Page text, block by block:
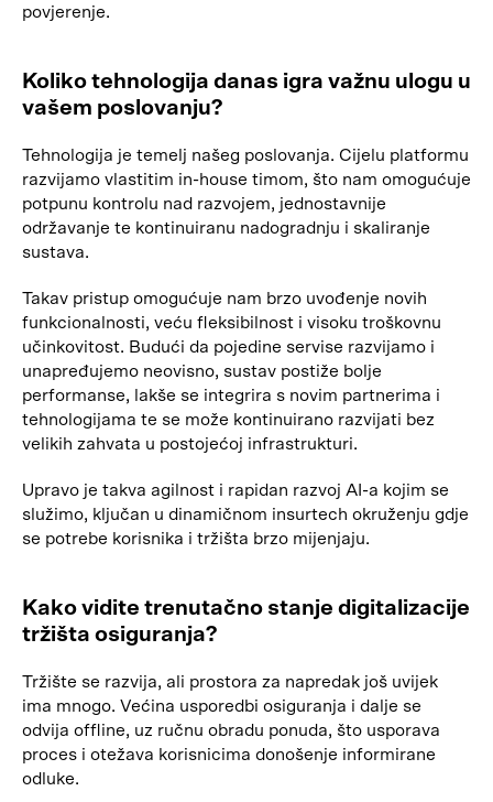
povjerenje.
Koliko tehnologija danas igra važnu ulogu u
vašem poslovanju?
Tehnologija je temelj našeg poslovanja. Cijelu platformu
razvijamo vlastitim in-house timom, što nam omogućuje
potpunu kontrolu nad razvojem, jednostavnije
održavanje te kontinuiranu nadogradnju i skaliranje
sustava.
Takav pristup omogućuje nam brzo uvođenje novih
funkcionalnosti, veću fleksibilnost i visoku troškovnu
učinkovitost. Budući da pojedine servise razvijamo i
unapređujemo neovisno, sustav postiže bolje
performanse, lakše se integrira s novim partnerima i
tehnologijama te se može kontinuirano razvijati bez
velikih zahvata u postojećoj infrastrukturi.
Upravo je takva agilnost i rapidan razvoj AI-a kojim se
služimo, ključan u dinamičnom insurtech okruženju gdje
se potrebe korisnika i tržišta brzo mijenjaju.
Kako vidite trenutačno stanje digitalizacije
tržišta osiguranja?
Tržište se razvija, ali prostora za napredak još uvijek
ima mnogo. Većina usporedbi osiguranja i dalje se
odvija offline, uz ručnu obradu ponuda, što usporava
proces i otežava korisnicima donošenje informirane
odluke.